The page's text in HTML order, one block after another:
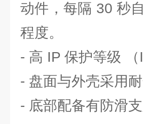
动件，每隔 30 秒
程度。
- 高 IP 保护等级 （
- 盘面与外壳采用
- 底部配备有防滑